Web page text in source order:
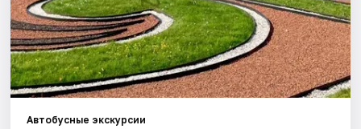
Автобусные экскурсии